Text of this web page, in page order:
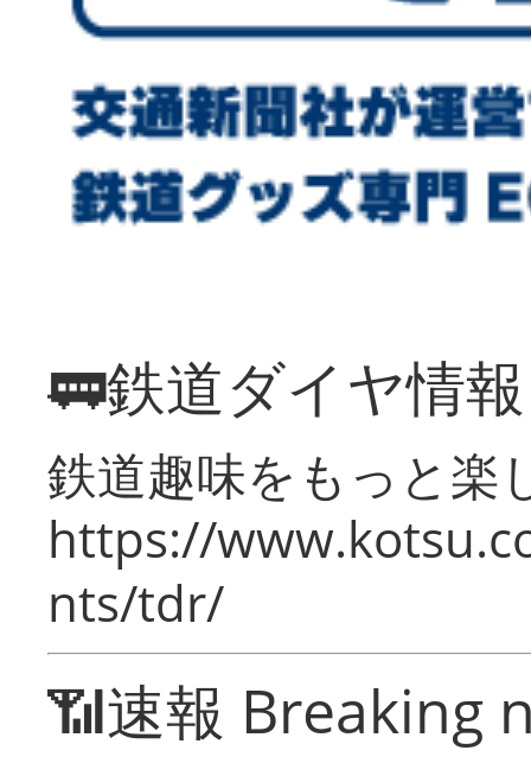
🚃鉄道ダイヤ情
鉄道趣味をもっと楽
https://
nts/tdr/
📶速報 Breaking